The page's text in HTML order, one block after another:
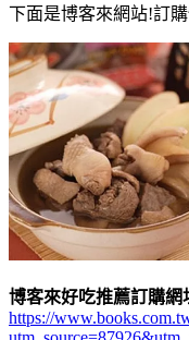
下面是博客來網站!訂
博客來好吃推薦訂購網
https://